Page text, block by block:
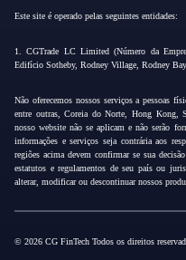
Este site é operado pelas seguintes entidades:
1. CGTrade LC Limited (Número da
Edifício Sotheby, Rodney Village, Rodney
Não oferecemos nossos serviços a pessoas
entre outras, Coreia do Norte, Hong Kong,
nosso website não se aplicam e não serão
informações e serviços seja contrária aos
regiões acima devem confirmar se sua
estatutos e regulamentos de seu país ou
alterar, modificar ou descontinuar nossos
© 2026 CG FinTech Todos os direitos